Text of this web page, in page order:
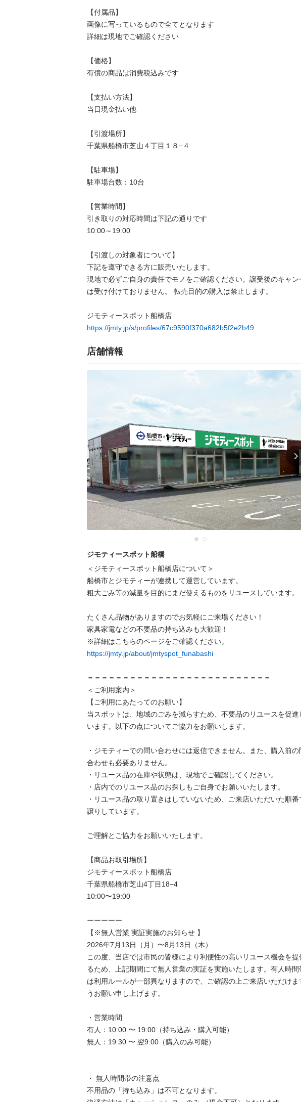
【付属品】
画像に写っているもので全てとなります
詳細は現地でご確認ください
【価格】
有償の商品は消費税込みです
【⽀払い⽅法】
当⽇現⾦払い他
【引渡場所】
千葉県船橋市芝山４丁目１８−４
【駐⾞場】
駐車場台数：10台
【営業時間】
引き取りの対応時間は下記の通りです
10:00～19:00
【引渡しの対象者について】
下記を遵守できる⽅に販売いたします。
現地で必ずご⾃⾝の責任でモノをご確認ください。譲受後のキャン
は受け付けておりません。 転売⽬的の購⼊は禁⽌します。
https://jmty.jp/s/profiles/67c9590f370a682b5f2e2b49
店舗情報
ジモティースポット船橋
＜ジモティースポット船橋店について＞
船橋市とジモティーが連携して運営しています。
粗⼤ごみ等の減量を⽬的にまだ使えるものをリユースしています。
たくさん品物がありますのでお気軽にご来場ください！
家具家電などの不要品の持ち込みも大歓迎！
https://jmty.jp/about/jmtyspot_funabashi
＝＝＝＝＝＝＝＝＝＝＝＝＝＝＝＝＝＝＝＝＝＝＝＝＝＝
＜ご利用案内＞
【ご利用にあたってのお願い】
当スポットは、地域のごみを減らすため、不要品のリユースを促進
います。以下の点についてご協力をお願いします。
・ジモティーでの問い合わせには返信できません。また、購入前の
合わせも必要ありません。
・リユース品の在庫や状態は、現地でご確認してください。
・店内でのリユース品のお探しもご自身でお願いいたします。
・リユース品の取り置きはしていないため、ご来店いただいた順番
譲りしています。
ご理解とご協力をお願いいたします。
【商品お取引場所】
ジモティースポット船橋店
千葉県船橋市芝山4丁目18−4
10:00〜19:00
ーーーーー
【※無人営業 実証実施のお知らせ 】
2026年7月13日（月）〜8月13日（木）
この度、当店では市民の皆様により利便性の高いリユース機会を提
るため、上記期間にて無人営業の実証を実施いたします。有人時間
は利用ルールが一部異なりますので、ご確認の上ご来店いただけま
うお願い申し上げます。
・営業時間
有人：10:00 〜 19:00（持ち込み・購入可能）
無人：19:30 〜 翌9:00（購入のみ可能）
・ 無人時間帯の注意点
不用品の「持ち込み」は不可となります。